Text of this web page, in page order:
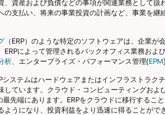
、資産および負債などの事項が関連業務として扱
支払い、将来の事業投資の計画など、事業を継
（ERP）のような特定のソフトウェアは、企業
によって管理されるバックオフィス業務およ
析、エンタープライズ・パフォーマンス管理(EPM
ステムはハードウェアまたはインフラストラク
ています。クラウド・コンピューティングおよ
先端にあります。ERPをクラウドに移行するこ
うになり、投資利益をより迅速に得ることがで